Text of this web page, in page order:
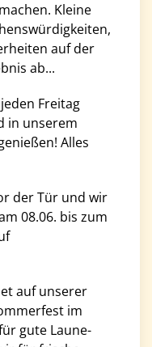
Kleine
auf der
ab...
Freitag
in unserem
Alles
der Tür und wir
08.06. bis zum
auf unserer
im
gute Laune-